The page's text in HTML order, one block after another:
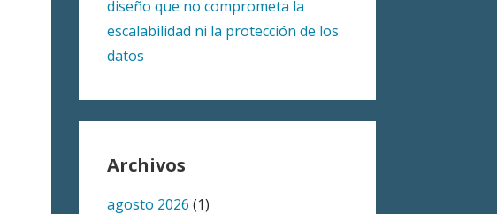
diseño que no comprometa la
escalabilidad ni la protección de los
datos
Archivos
agosto 2026 (1)